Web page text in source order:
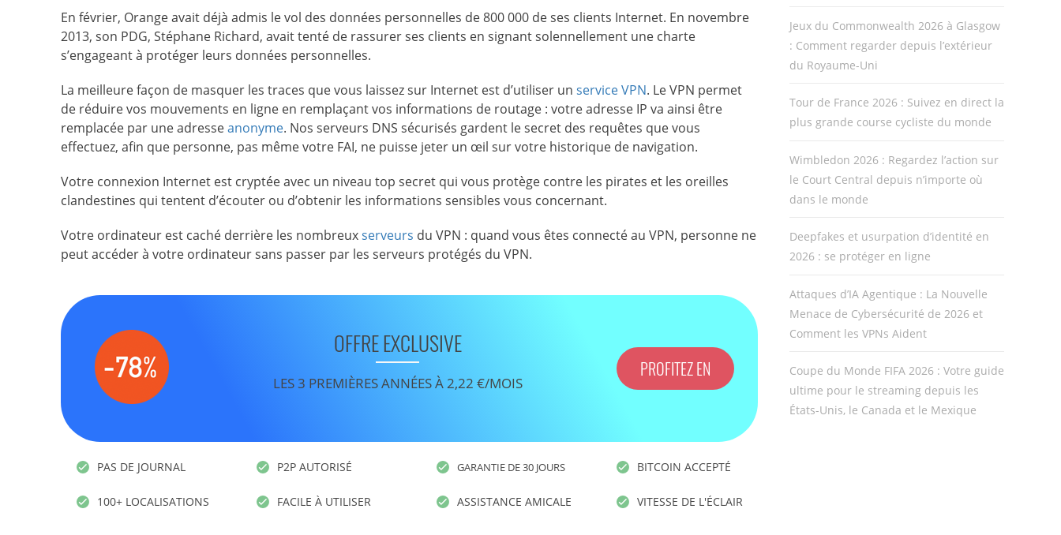
En février, Orange avait déjà admis le vol des données personnelles de 800 000 de ses clients Internet. En novembre
2013, son PDG, Stéphane Richard, avait tenté de rassurer ses clients en signant solennellement une charte
s’engageant à protéger leurs données personnelles.
La meilleure façon de masquer les traces que vous laissez sur Internet est d’utiliser un service VPN. Le VPN permet
de réduire vos mouvements en ligne en remplaçant vos informations de routage : votre adresse IP va ainsi être
remplacée par une adresseanonyme. Nos serveurs DNS sécurisés gardent le secret des requêtes que vous
effectuez, afin que personne, pas même votre FAI, ne puisse jeter un œil sur votre historique de navigation.
Votre connexion Internet est cryptée avec un niveau top secret qui vous protège contre les pirates et les oreilles
clandestines qui tentent d’écouter ou d’obtenir les informations sensibles vous concernant.
Votre ordinateur est caché derrière les nombreuxserveurs du VPN : quand vous êtes connecté au VPN, personne ne
peut accéder à votre ordinateur sans passer par les serveurs protégés du VPN.
OFFRE EXCLUSIVE
LES 3 PREMIÈRES ANNÉES À 2,22 €/MOIS
PROFITEZ EN
PAS DE JOURNAL
100+ LOCALISATIONS
P2P AUTORISÉ
FACILE À UTILISER
GARANTIE DE 30 JOURS
ASSISTANCE AMICALE
BITCOIN ACCEPTÉ
VITESSE DE L'ÉCLAIR
Jeux du Commonwealth 2026 à Glasgow
: Comment regarder depuis l’extérieur
du Royaume-Uni
Tour de France 2026 : Suivez en direct la
plus grande course cycliste du monde
Wimbledon 2026 : Regardez l’action sur
le Court Central depuis n’importe où
dans le monde
Deepfakes et usurpation d’identité en
2026 : se protéger en ligne
Attaques d’IA Agentique : La Nouvelle
Menace de Cybersécurité de 2026 et
Comment les VPNs Aident
Coupe du Monde FIFA 2026 : Votre guide
ultime pour le streaming depuis les
États-Unis, le Canada et le Mexique